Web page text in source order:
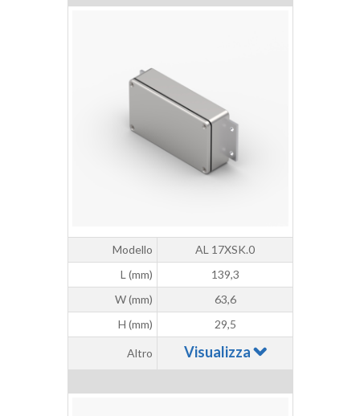
Modello
AL 17XSK.0
L (mm)
139,3
W (mm)
63,6
H (mm)
29,5
Altro Visualizza